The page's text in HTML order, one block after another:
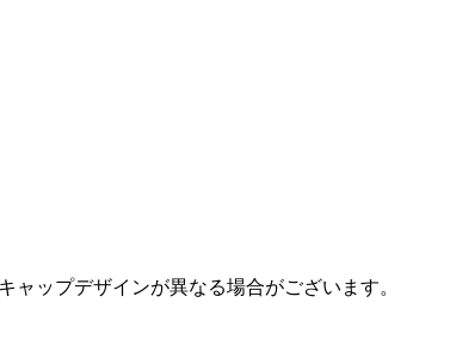
ップデザインが異なる場合がございます。